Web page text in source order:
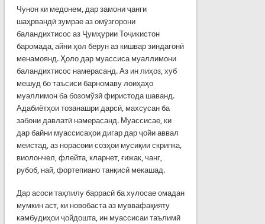
Чунон ки медонем, дар замони ҷанги
шаҳрвандӣ зумрае аз омӯзгорони
баландихтисос аз Ҷумҳурии Тоҷикистон
баромада, айни ҳол берун аз кишвар зиндагонӣ
менамоянд. Ҳоло дар муассиса муаллимони
баландихтисос намерасанд. Аз ин лиҳоз, хуб
мешуд бо таъсиси барномаву лоиҳаҳо
муаллимон ба бозомўзӣ фиристода шаванд.
Адабиётҳои тозанашри дарсӣ, махсусан ба
забони давлатӣ намерасанд. Муассисае, ки
дар байни муассисаҳои дигар дар ҷойи аввал
меистад, аз норасоии созҳои мусиқии скрипка,
виолончел, флейта, кларнет, ғижак, чанг,
рубоб, най, фортепиано танқисӣ мекашад.
Дар асоси таҳлилу баррасӣ ба хулосае омадан
мумкин аст, ки новобаста аз муввафақияту
камбудиҳои ҷойдошта, ин муассисаи таълимӣ